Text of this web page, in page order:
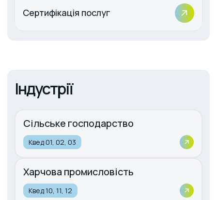
Сертифікація послуг
Індустрії
Сільське господарство
Квед 01, 02, 03
Харчова промисловість
Квед 10, 11, 12